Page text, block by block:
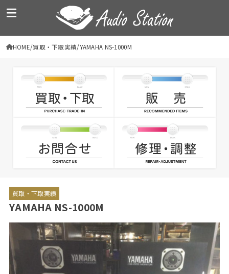
HOME 買取・下取実績 YAMAHA NS-1000M
買取・下取実績
YAMAHA NS-1000M